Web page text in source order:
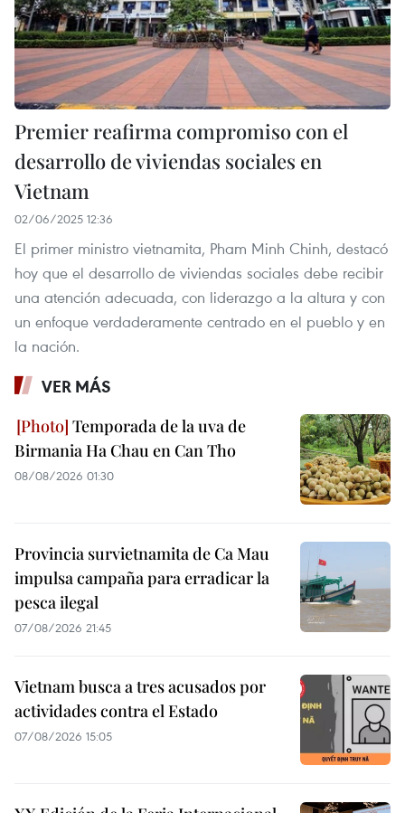
Premier reafirma compromiso con el
desarrollo de viviendas sociales en
Vietnam
02/06/2025 12:36
El primer ministro vietnamita, Pham Minh Chinh, destacó
hoy que el desarrollo de viviendas sociales debe recibir
una atención adecuada, con liderazgo a la altura y con
un enfoque verdaderamente centrado en el pueblo y en
la nación.
VER MÁS
Temporada de la uva de
Birmania Ha Chau en Can Tho
08/08/2026 01:30
Provincia survietnamita de Ca Mau
impulsa campaña para erradicar la
pesca ilegal
07/08/2026 21:45
Vietnam busca a tres acusados por
actividades contra el Estado
07/08/2026 15:05